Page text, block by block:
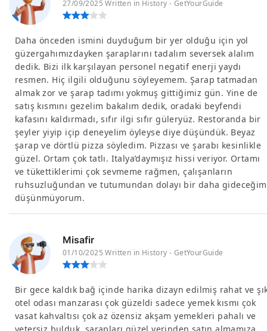
27/09/2025 Written in History - GetYourGuide
Daha önceden ismini duyduğum bir yer olduğu için yol
güzergahımızdayken şaraplarını tadalım seversek alalım
dedik. Bizi ilk karşılayan personel negatif enerji yaydı
resmen. Hiç ilgili olduğunu söyleyemem. Şarap tatmadan
almak zor ve şarap tadımı yokmuş gittiğimiz gün. Yine de
satış kısmını gezelim bakalım dedik, oradaki beyfendi
kafasını kaldırmadı, sıfır ilgi sıfır güleryüz. Restoranda bir
şeyler yiyip içip deneyelim öyleyse diye düşündük. Beyaz
şarap ve dörtlü pizza söyledim. Pizzası ve şarabı kesinlikle
güzel. Ortam çok tatlı. Italya’daymışız hissi veriyor. Ortamı
ve tükettiklerimi çok sevmeme rağmen, çalışanların
ruhsuzluğundan ve tutumundan dolayı bir daha
düşünmüyorum.
Misafir
01/10/2025 Written in History - GetYourGuide
Bir gece kaldık bağ içinde harika dizayn edilmiş rahat ve
otel odası manzarası çok güzeldi sadece yemek kısmı çok
vasat kahvaltısı çok az özensiz akşam yemekleri pahalı ve